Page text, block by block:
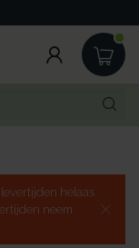
helaas
neem